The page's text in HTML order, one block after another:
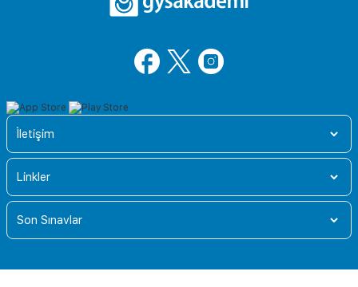
İletişim
Linkler
Son Sınavlar